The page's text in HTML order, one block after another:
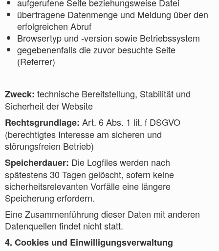
übertragene Datenmenge und Meldung über den
erfolgreichen Abruf
Browsertyp und -version sowie Betriebssystem
gegebenenfalls die zuvor besuchte Seite
(Referrer)
Zweck: technische Bereitstellung, Stabilität und
Sicherheit der Website
Rechtsgrundlage: Art. 6 Abs. 1 lit. f DSGVO
(berechtigtes Interesse am sicheren und
störungsfreien Betrieb)
Speicherdauer: Die Logfiles werden nach
spätestens 30 Tagen gelöscht, sofern keine
sicherheitsrelevanten Vorfälle eine längere
Speicherung erfordern.
Eine Zusammenführung dieser Daten mit anderen
Datenquellen findet nicht statt.
4. Cookies und Einwilligungsverwaltung